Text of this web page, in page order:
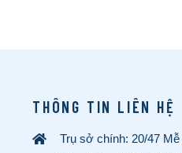
THÔNG TIN LIÊN HỆ
Trụ sở chính: 20/47